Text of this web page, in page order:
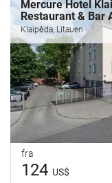
Mercure Hotel
Restaurant & Bar
Klaipėda, Litauen
fra
124 US$